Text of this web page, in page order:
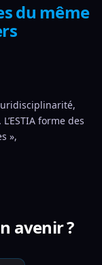
du même
forme des
»,
avenir ?